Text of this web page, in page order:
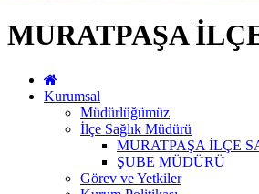
MURATPAŞA
Kurumsal
Müdürlüğümüz
İlçe Sağlık Müdürü
MURATPAŞA İLÇE
ŞUBE MÜDÜRÜ
Görev ve Yetkiler